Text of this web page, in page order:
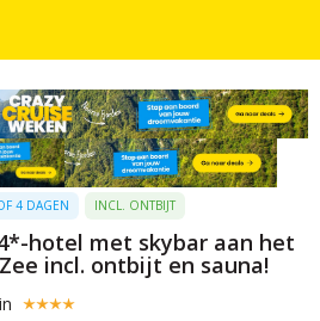
4 DAGEN INCL. ONTBIJT
hotel met skybar aan het
incl. ontbijt en sauna!